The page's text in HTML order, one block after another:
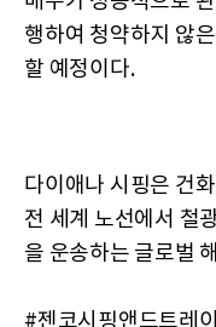
행하여 청약하지 않
할 예정이다.
다이애나 시핑은 건
전 세계 노선에서 철
을 운송하는 글로벌
#젠코시핑앤드트레